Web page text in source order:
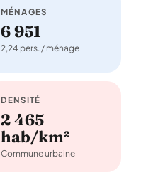
MÉNAGES
6 951
2,24 pers. / ménage
DENSITÉ
2 465
hab/km²
Commune urbaine